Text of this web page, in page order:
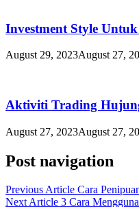
Investment Style
August 29, 2023August 27,
Aktiviti Trading
August 27, 2023August 27,
Post navigation
Previous Article Cara
Next Article 3 Cara